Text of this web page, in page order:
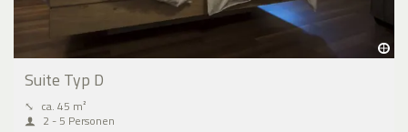
Suite Typ D
⤡ ca. 45 m²
2 - 5 Personen